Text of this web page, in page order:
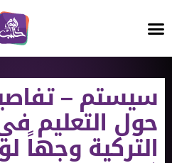
سيستم –
حول التعليم
التركية